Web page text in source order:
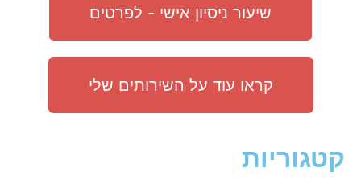
שיעור ניסיון אישי - לפרטים
קראו עוד על השירותים שלי
קטגוריות